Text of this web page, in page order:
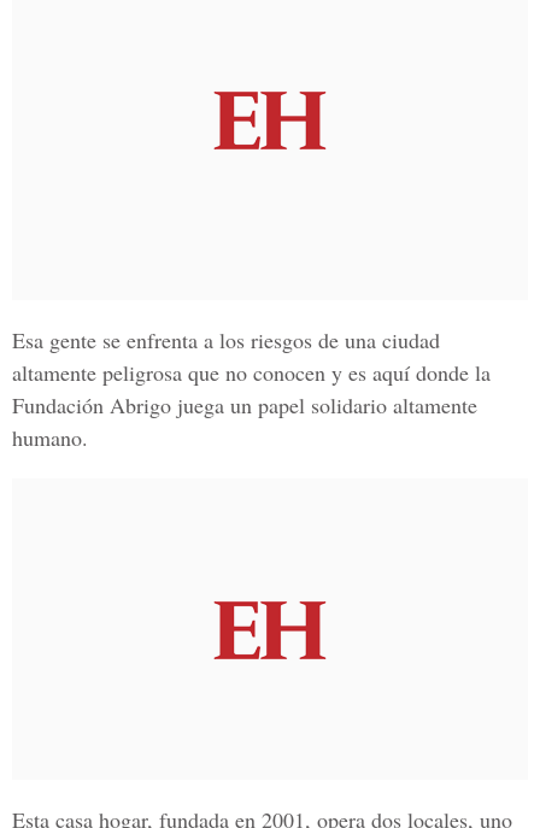
Esa gente se enfrenta a los riesgos de una ciudad
altamente peligrosa que no conocen y es aquí donde la
Fundación Abrigo juega un papel solidario altamente
humano.
Esta casa hogar, fundada en 2001, opera dos locales, uno